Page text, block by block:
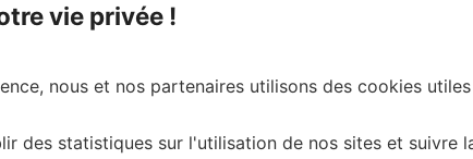
vie privée !
nous et nos partenaires utilisons des cookies
des statistiques sur l'utilisation de nos sites et suivre
Leaflet| Map data ©OpenStreetMap contributors
de cette activité?
Gard Tourisme.